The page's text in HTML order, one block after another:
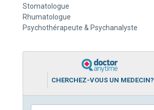
Stomatologue
Rhumatologue
Psychothérapeute & Psychanalyste
CHERCHEZ-VOUS UN MEDECIN?